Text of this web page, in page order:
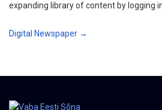
expanding library of content by logging
Digital Newspaper →